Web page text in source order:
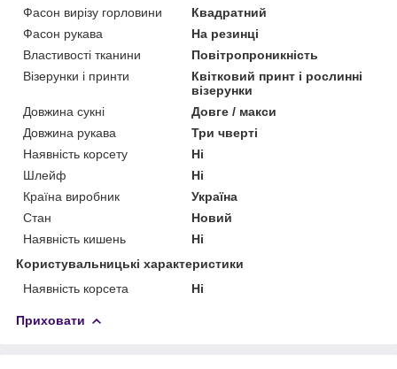
Фасон вирізу горловини
Квадратний
Фасон рукава
На резинці
Властивості тканини
Повітропроникність
Візерунки і принти
Квітковий принт і рослинні
візерунки
Довжина сукні
Довге / макси
Довжина рукава
Три чверті
Наявність корсету
Ні
Шлейф
Ні
Країна виробник
Україна
Стан
Новий
Наявність кишень
Ні
Користувальницькі характеристики
Наявність корсета
Ні
Приховати